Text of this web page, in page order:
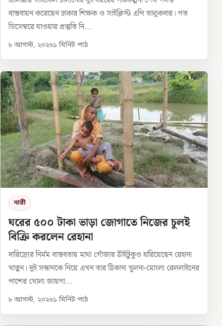
বাস্তবায়ন করেছেন ঢাকার শিক্ষক ও সাইক্লিস্ট এপি তালুকদার। গত
ডিসেম্বরে যাওয়ার প্রস্তুতি নি...
৮ আগস্ট, ২০২৬১ মিনিট পাঠ
নারী
ঘরের ৫০০ টাকা ভাড়া জোগাতে নিজের চুলই
বিক্রি করলেন রেহানা
দারিদ্র্যের নির্মম বাস্তবতায় মাথা গোঁজার ঠাঁইটুকুও হারিয়েছেন রেহানা
খাতুন। দুই সন্তানকে নিয়ে এখন তার ঠিকানা খুলনা-মোংলা রেললাইনের
পাশের খোলা জায়গা...
৮ আগস্ট, ২০২৬১ মিনিট পাঠ